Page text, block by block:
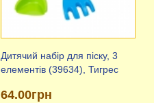
Дитячий набір для піску, 3
елементів (39634), Тигрес
64.00грн